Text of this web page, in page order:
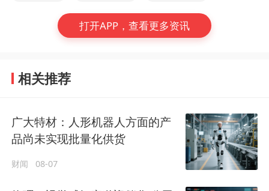
打开APP，查看更多资讯
相关推荐
广大特材：人形机器人方面的产
品尚未实现批量化供货
财闻 08-07